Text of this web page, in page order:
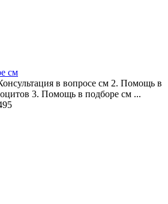
см
в вопросе см 2. Помощь в
3. Помощь в подборе см ...